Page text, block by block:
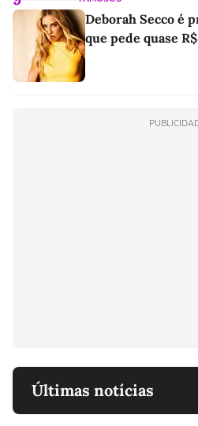
Deborah Secco é
que pede quase
Últimas notícias